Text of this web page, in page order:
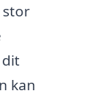
stor
kan